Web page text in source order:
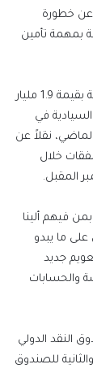
عن خطورة
بمهمة تأمين
واضطرت الحكومة للاتفاق على بيع أصول مملوكة للدولة بقيمة 1.9 مليار
في
نقلاً عن
خلال
المقبل.
فيهم ألينا
ما يبدو
جديد
والحسابات
النقد الدولي
للصندوق